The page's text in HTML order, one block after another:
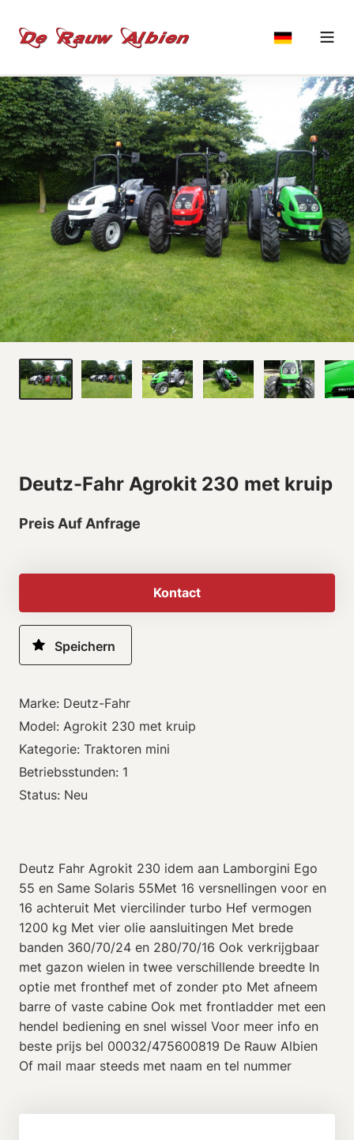
Deutz-Fahr Agrokit 230 met kruip
Preis Auf Anfrage
Kontact
Marke: Deutz-Fahr
Model: Agrokit 230 met kruip
Kategorie: Traktoren mini
Betriebsstunden: 1
Status: Neu
Deutz Fahr Agrokit 230 idem aan Lamborgini Ego
55 en Same Solaris 55Met 16 versnellingen voor en
16 achteruit Met viercilinder turbo Hef vermogen
1200 kg Met vier olie aansluitingen Met brede
banden 360/70/24 en 280/70/16 Ook verkrijgbaar
met gazon wielen in twee verschillende breedte In
optie met fronthef met of zonder pto Met afneem
barre of vaste cabine Ook met frontladder met een
hendel bediening en snel wissel Voor meer info en
beste prijs bel 00032/475600819 De Rauw Albien
Of mail maar steeds met naam en tel nummer